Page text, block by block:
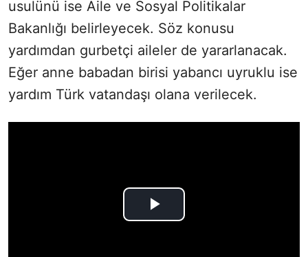
usulünü ise Aile ve Sosyal Politikalar
Bakanlığı belirleyecek. Söz konusu
yardımdan gurbetçi aileler de yararlanacak.
Eğer anne babadan birisi yabancı uyruklu ise
yardım Türk vatandaşı olana verilecek.